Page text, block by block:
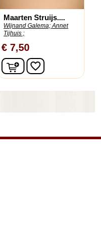
Maarten Struijs....
Wijnand Galema; Annet
Tijhuis ;
€ 7,50
In winkelwagen
favorite_border